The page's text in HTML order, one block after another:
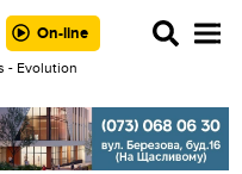
On-line
- Evolution